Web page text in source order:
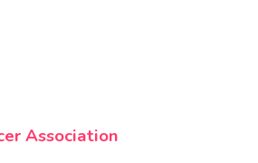
Association